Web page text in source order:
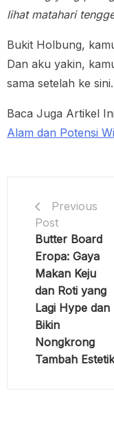
lihat matahari
Bukit Holbung,
Dan aku yakin,
sama setelah ke sini.
Baca Juga Artikel
Alam dan Potensi
Previous
Post
Butter Board
Eropa: Gaya
Makan Keju
dan Roti yang
Lagi Hype dan
Bikin
Nongkrong
Tambah Estetik